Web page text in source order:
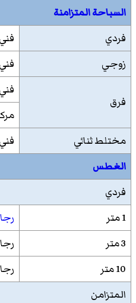
السباحة المتزامنة
فردي
فني
زوجي
فني
فرق
فني
مختلط ثنائي
فني
الغطس
فردي
1 متر
3 متر
10 متر
المتزامن